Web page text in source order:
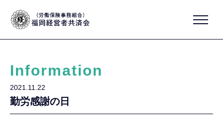
Information
2021.11.22
勤労感謝の日